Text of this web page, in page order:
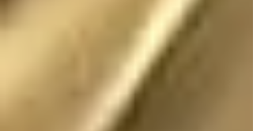
escrito no fue (o no
es) fantasía
En dicha realidad, los
ángeles no tienen